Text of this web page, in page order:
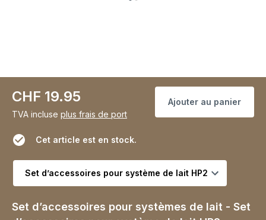
CHF 19.95
TVA incluse plus frais de port
Ajouter au panier
Cet article est en stock.
Choisir la variante
Set d’accessoires pour systèmes de lait - Set